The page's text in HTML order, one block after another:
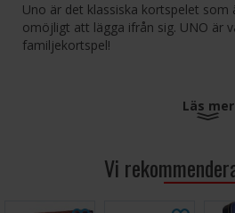
Uno är det klassiska kortspelet
omöjligt att lägga ifrån sig. UNO är
familjekortspel!
- Gör dig av med alla kort först -
Läs mer
Vi